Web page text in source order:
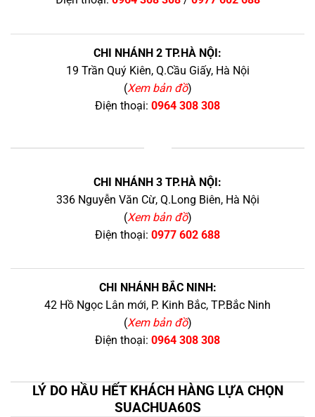
CHI NHÁNH 2 TP.HÀ NỘI:
19 Trần Quý Kiên, Q.Cầu Giấy, Hà Nội
(Xem bản đồ)
Điện thoại: 0964 308 308
CHI NHÁNH 3 TP.HÀ NỘI:
336 Nguyễn Văn Cừ, Q.Long Biên, Hà Nội
(Xem bản đồ)
Điện thoại: 0977 602 688
CHI NHÁNH BẮC NINH:
42 Hồ Ngọc Lân mới, P. Kinh Bắc, TP.Bắc Ninh
(Xem bản đồ)
Điện thoại: 0964 308 308
LÝ DO HẦU HẾT KHÁCH HÀNG LỰA CHỌN
SUACHUA60S